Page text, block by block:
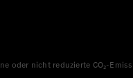
oder nicht reduzierte CO₂-